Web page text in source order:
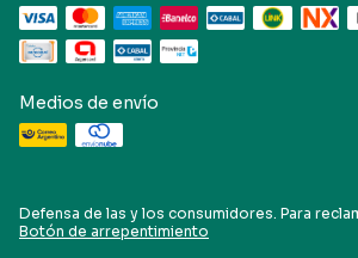
Medios de envío
Defensa de las y los consumidores. Para
Botón de arrepentimiento